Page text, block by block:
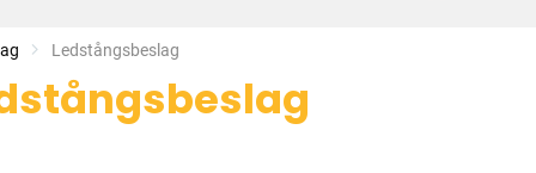
Current:
Ledstångsbeslag